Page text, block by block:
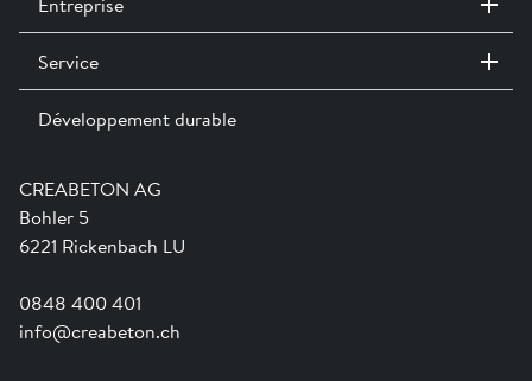
CREABETON AG
Bohler 5
6221 Rickenbach LU
0848 400 401
info@creabeton.ch
Contact / Sites
Expositions permanentes
Team
Formation
Service
Services
Aide en ligne
Guide pratique pour la mise en oeuvre
Newsletter
Développement durable
Engagement
Swissness
Ville-éponge